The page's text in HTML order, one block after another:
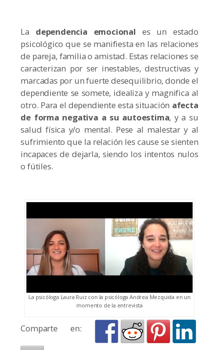
La dependencia emocional es un estado
psicológico que se manifiesta en las relaciones
de pareja, familia o amistad. Estas relaciones se
caracterizan por ser inestables, destructivas y
marcadas por un fuerte desequilibrio, donde el
dependiente se somete, idealiza y magnifica al
otro. Para el dependiente esta situación afecta
de forma negativa a su autoestima, y a su
salud física y/o mental. Pese al malestar y al
sufrimiento que la relación les cause se sienten
incapaces de dejarla, siendo los intentos nulos
o fútiles.
La psicóloga Laura Ruiz con la psicóloga Andrea Mezquida en un
momento de la entrevista
Comparte en: